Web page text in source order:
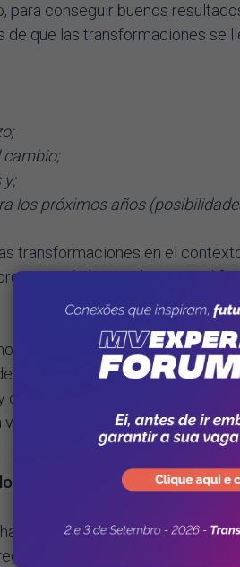
para conseguir buenos
que las transformaciones se
cambio;
y;
los próximos años
transformaciones en el
hospitalaria con el fin
podemos decir que la
más evidente en este
profesionales del área de
con que las novedades
equipos
lento el flujo de los
dejan evidente que los